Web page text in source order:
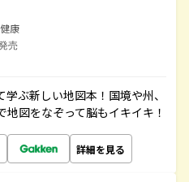
康
売
ぶ新しい地図本！国境や州、
図をなぞって脳もイキイキ！
詳細を見る